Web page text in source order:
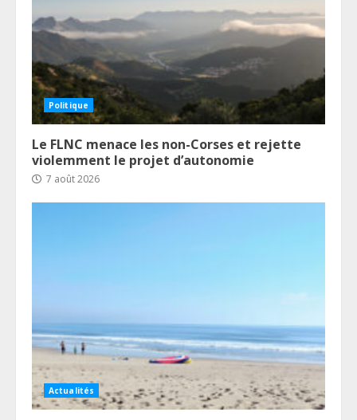
Politique
Le FLNC menace les non-Corses et rejette
violemment le projet d’autonomie
7 août 2026
Actualités